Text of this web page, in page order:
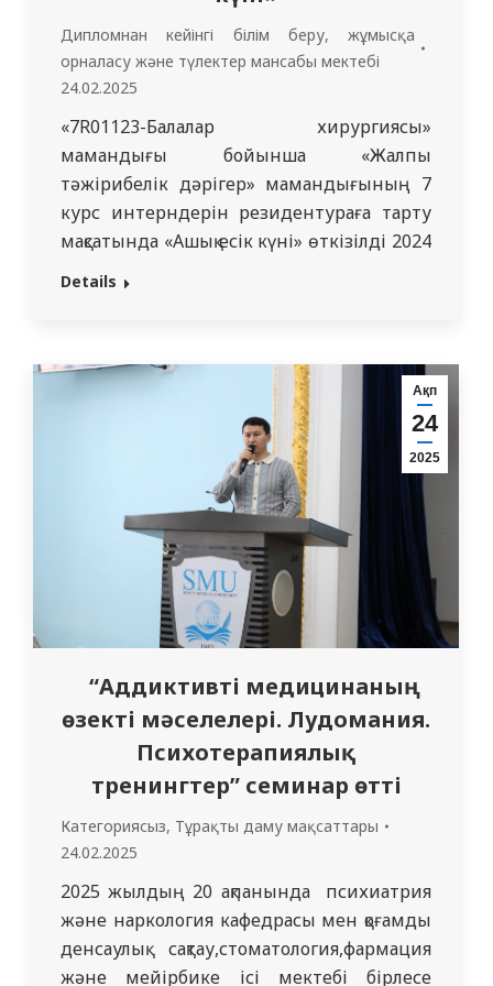
Дипломнан кейінгі білім беру, жұмысқа
орналасу жəне түлектер мансабы мектебі
24.02.2025
«7R01123-Балалар хирургиясы»
мамандығы бойынша «Жалпы
тәжірибелік дәрігер» мамандығының 7
курс интерндерін резидентураға тарту
мақсатында «Ашық есік күні» өткізілді 2024
жылдың 29 сәуірінде травматология
дәрігер» мамандығының интерндері
үшін ашық есік күнін өткізді. Іс-шара
офлайн және онлайн режимінде Zoom
платформасында өтті. Іс-шараның
мақсаты – «7R01123-Балалар…
Details
Ақп
24
2025
“Аддиктивті медицинаның
өзекті мәселелері. Лудомания.
Психотерапиялық
тренингтер” семинар өтті
Категориясыз, Тұрақты даму мақсаттары
24.02.2025
2025 жылдың 20 ақпанында психиатрия
және наркология кафедрасы мен қоғамдық
денсаулық сақтау,стоматология,фармация
және мейірбике ісі мектебі бірлесе